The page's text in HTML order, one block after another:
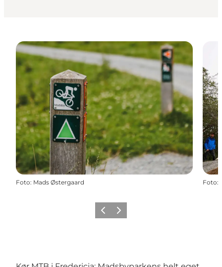
Foto: Mads Østergaard Foto:
ForrigeNæste